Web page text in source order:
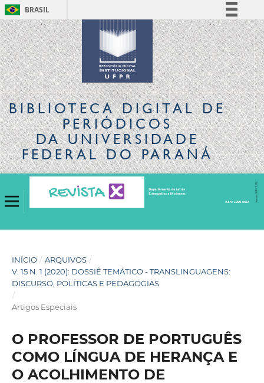
BRASIL
Simplifique!
Comunica BR
Participe
Acesso à informação
Legislação
Canais
BIBLIOTECA DIGITALDE
PERIÓDICOS
DA UNIVERSIDADE
FEDERAL DO PARANÁ
INÍCIO / ARQUIVOS /
V. 15 N. 1 (2020): DOSSIÊ TEMÁTICO - TRANSLINGUAGENS:
DISCURSO, POLÍTICAS E PEDAGOGIAS
/
Artigos Especiais
O PROFESSOR DE PORTUGUÊS
COMO LÍNGUA DE HERANÇA E
O ACOLHIMENTO DE